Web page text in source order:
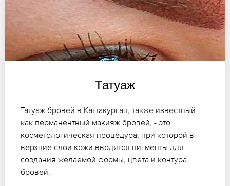
Татуаж
Татуаж бровей в Каттакурган, также известный
как перманентный макияж бровей, - это
косметологическая процедура, при которой в
верхние слои кожи вводятся пигменты для
создания желаемой формы, цвета и контура
бровей.